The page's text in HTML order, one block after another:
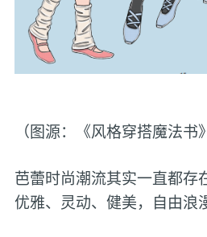
（图源：《风格穿搭魔法书
芭蕾时尚潮流其实一直都存
优雅、灵动、健美，自由浪